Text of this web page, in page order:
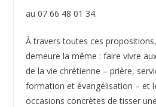
au 07 66 48 01 34.
À travers toutes ces
demeure la même : faire vivre
de la vie chrétienne – prière,
formation et évangélisation – et
occasions concrètes de tisser